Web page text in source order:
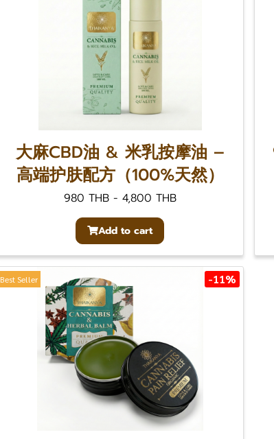
大麻CBD油 & 米乳按摩油 –
高端护肤配方（100%天然）
980 THB- 4,800 THB
Add to cart
Best Seller -11%